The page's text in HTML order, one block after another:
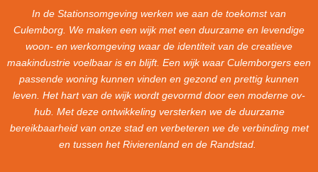
In de Stationsomgeving werken we aan de toekomst van
Culemborg. We maken een wijk met een duurzame en levendige
woon- en werkomgeving waar de identiteit van de creatieve
maakindustrie voelbaar is en blijft. Een wijk waar Culemborgers een
passende woning kunnen vinden en gezond en prettig kunnen
leven. Het hart van de wijk wordt gevormd door een moderne ov-
hub. Met deze ontwikkeling versterken we de duurzame
bereikbaarheid van onze stad en verbeteren we de verbinding met
en tussen het Rivierenland en de Randstad.